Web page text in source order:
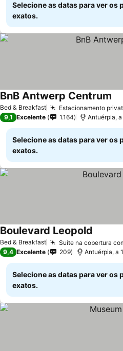
Selecione as datas para ver os
exatos.
Bed & Breakfast Estacionamento
BnB Antwerp Centrum
9,1 Excelente 1.164 Antuérpia,
Selecione as datas para ver os
exatos.
Bed & Breakfast Suíte na cobertura
Boulevard Leopold
9,4 Excelente 209 Antuérpia, a
Selecione as datas para ver os
exatos.